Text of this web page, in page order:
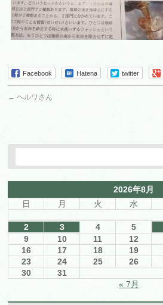
Facebook Hatena twitter
← ヘルワさん
2026年8月
日
月 火 水
2
3 4 5
9
10 11 12
16
17 18 19
23
24 25 26
30
31
« 7月